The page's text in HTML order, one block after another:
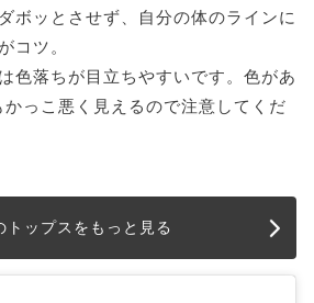
ボッとさせず、自分の体のラインに
コツ。
色落ちが目立ちやすいです。色があ
っこ悪く見えるので注意してくだ
トップスをもっと見る